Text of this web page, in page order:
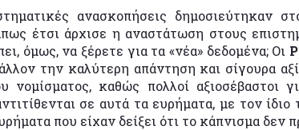
ανασκοπήσεις δημοσιεύτηκαν
έτσι άρχισε η αναστάτωση στους
όμως, να ξέρετε για τα «νέα» δεδομένα; Οι
την καλύτερη απάντηση και σίγουρα
νομίσματος, καθώς πολλοί αξιοσέβαστοι
σε αυτά τα ευρήματα, με τον
που είχαν δείξει ότι το κάπνισμα